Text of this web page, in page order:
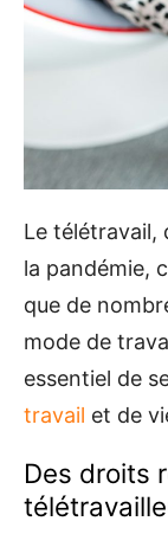
Le télétravail,
la pandémie,
que de
mode de
essentiel de
travail et de
Des droits